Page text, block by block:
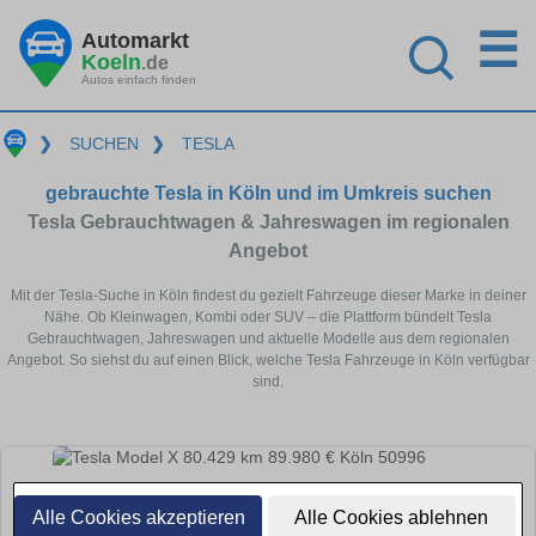
Alle Cookies akzeptieren Alle Cookies ablehnen
Automarkt
Koeln.de
Autos einfach finden
☰
❯ SUCHEN ❯ TESLA
gebrauchte Tesla in Köln und im Umkreis suchen
Tesla Gebrauchtwagen & Jahreswagen im regionalen
Angebot
Mit der Tesla-Suche in Köln findest du gezielt Fahrzeuge dieser Marke in deiner
Nähe. Ob Kleinwagen, Kombi oder SUV – die Plattform bündelt Tesla
Gebrauchtwagen, Jahreswagen und aktuelle Modelle aus dem regionalen
Angebot. So siehst du auf einen Blick, welche Tesla Fahrzeuge in Köln verfügbar
sind.